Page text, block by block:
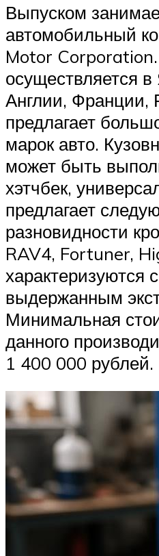
Выпуском
автомобильный
Motor
осуществляется
Англии, Франции,
предлагает
марок авто.
может быть
хэтчбек,
предлагает
разновидности
RAV4, Fortuner,
характеризуются
выдержанным
Минимальная
данного
1 400 000 рублей.